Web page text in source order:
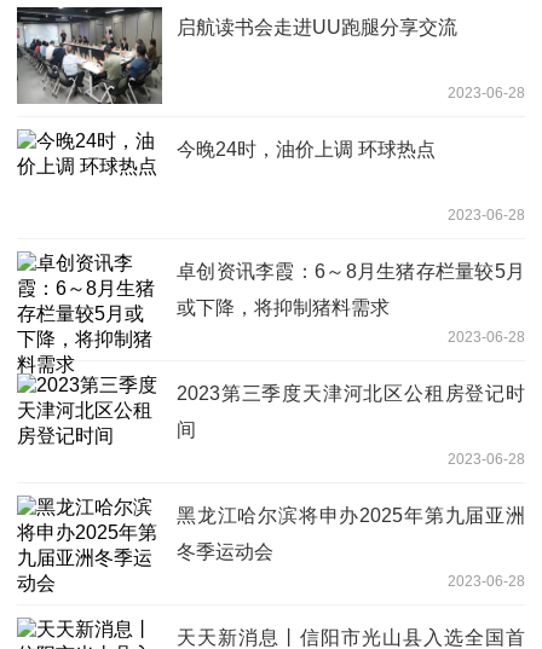
​启航读书会走进UU跑腿分享交流
2023-06-28
今晚24时，油价上调 环球热点
2023-06-28
卓创资讯李霞：6～8月生猪存栏量较5月
或下降，将抑制猪料需求
2023-06-28
2023第三季度天津河北区公租房登记时
间
2023-06-28
黑龙江哈尔滨将申办2025年第九届亚洲
冬季运动会
2023-06-28
天天新消息丨信阳市光山县入选全国首